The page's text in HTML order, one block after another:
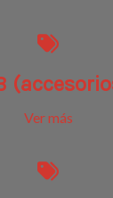
Ver más